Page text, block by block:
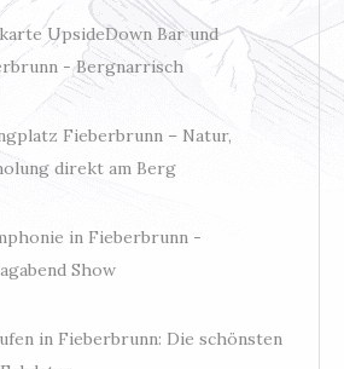
UpsideDown Bar und
- Bergnarrisch
Fieberbrunn – Natur,
direkt am Berg
in Fieberbrunn -
Show
in Fieberbrunn: Die schönsten